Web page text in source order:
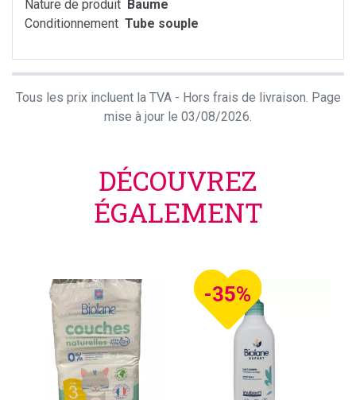
Nature de produit Baume
Conditionnement Tube souple
Tous les prix incluent la TVA - Hors frais de livraison. Page
mise à jour le 03/08/2026.
DÉCOUVREZ
ÉGALEMENT
-35%